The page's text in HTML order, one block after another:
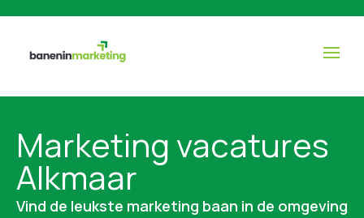
Marketing vacatures
Alkmaar
Vind de leukste marketing baan in de omgeving